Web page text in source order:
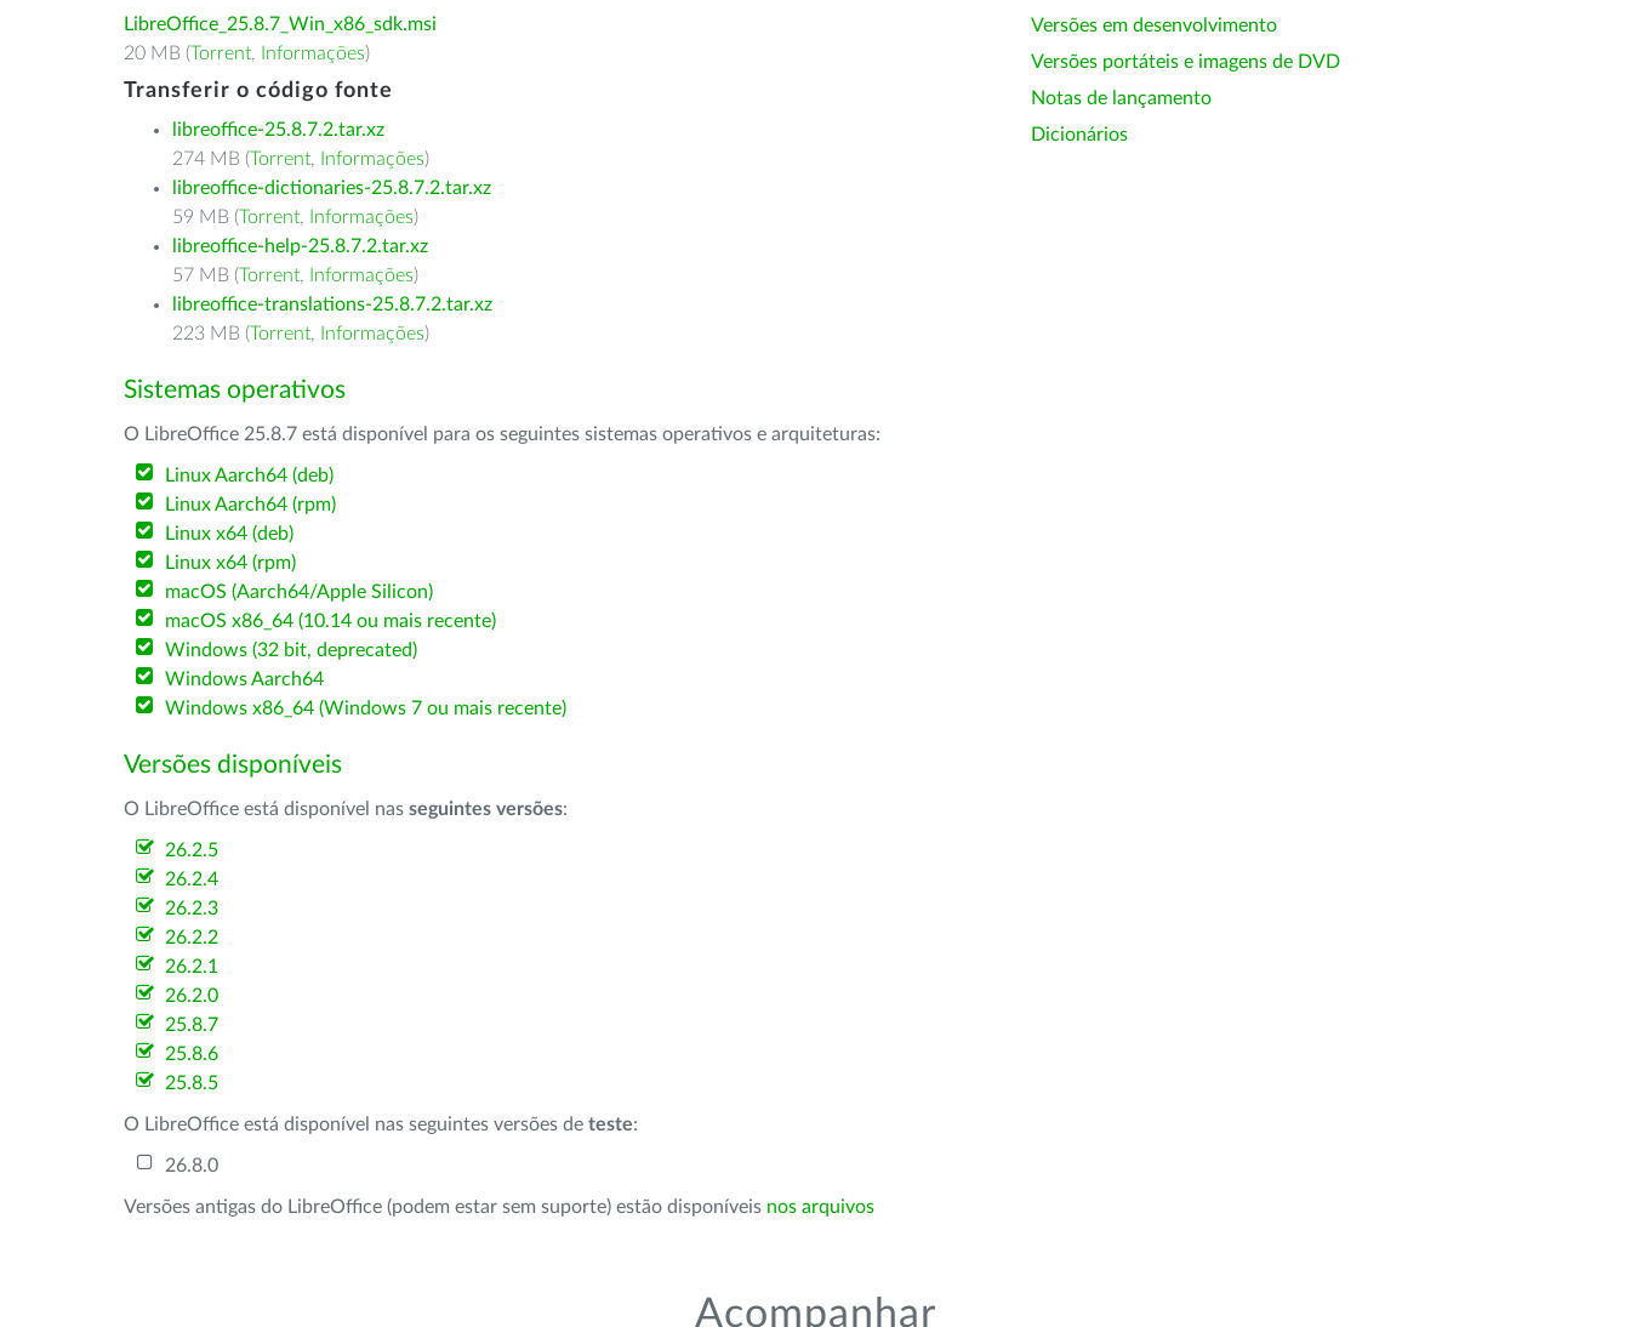
LibreOffice_25.8.7_Win_x86_sdk.msi
20 MB (Torrent, Informações)
Transferir o código fonte
libreoffice-25.8.7.2.tar.xz
274 MB (Torrent, Informações)
libreoffice-dictionaries-25.8.7.2.tar.xz
59 MB (Torrent, Informações)
libreoffice-help-25.8.7.2.tar.xz
57 MB (Torrent, Informações)
libreoffice-translations-25.8.7.2.tar.xz
223 MB (Torrent, Informações)
Sistemas operativos
O LibreOffice 25.8.7 está disponível para os seguintes sistemas operativos e arquiteturas:
Linux Aarch64 (deb)
Linux Aarch64 (rpm)
Linux x64 (deb)
Linux x64 (rpm)
macOS (Aarch64/Apple Silicon)
macOS x86_64 (10.14 ou mais recente)
Windows (32 bit, deprecated)
Windows Aarch64
Windows x86_64 (Windows 7 ou mais recente)
Versões disponíveis
O LibreOffice está disponível nas seguintes versões:
26.2.5
26.2.4
26.2.3
26.2.2
26.2.1
26.2.0
25.8.7
25.8.6
25.8.5
O LibreOffice está disponível nas seguintes versões de teste:
26.8.0
Versões antigas do LibreOffice (podem estar sem suporte) estão disponíveis nos arquivos
Versões em desenvolvimento
Versões portáteis e imagens de DVD
Notas de lançamento
Dicionários
Acompanhar